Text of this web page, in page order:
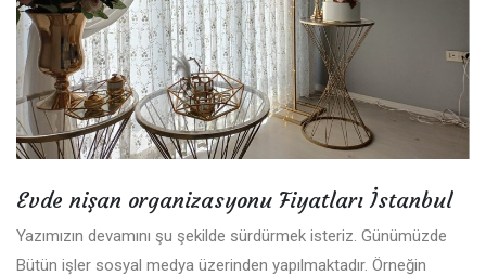
Evde nişan organizasyonu Fiyatları İstanbul
Yazımızın devamını şu şekilde sürdürmek isteriz. Günümüzde
Bütün işler sosyal medya üzerinden yapılmaktadır. Örneğin